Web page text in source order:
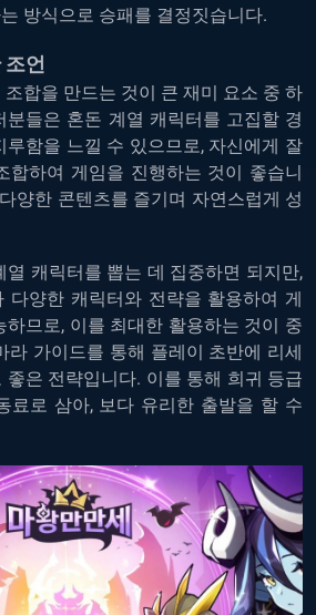
방식으로 승패를 결정짓습니다.
조언
조합을 만드는 것이 큰 재미 요소 중 하
분들은 혼돈 계열 캐릭터를 고집할 경
루함을 느낄 수 있으므로, 자신에게 잘
합하여 게임을 진행하는 것이 좋습니
다양한 콘텐츠를 즐기며 자연스럽게 성
열 캐릭터를 뽑는 데 집중하면 되지만,
다양한 캐릭터와 전략을 활용하여 게
하므로, 이를 최대한 활용하는 것이 중
라 가이드를 통해 플레이 초반에 리세
좋은 전략입니다. 이를 통해 희귀 등급
료로 삼아, 보다 유리한 출발을 할 수